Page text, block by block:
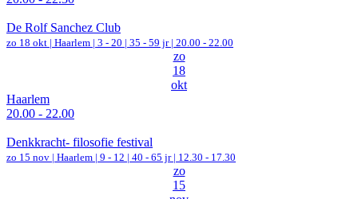
De Rolf Sanchez Club
zo 18 okt | Haarlem | 3 - 20 | 35 - 59 jr | 20.00 - 22.00
zo
18
okt
Haarlem
20.00 - 22.00
Denkkracht- filosofie festival
zo 15 nov | Haarlem | 9 - 12 | 40 - 65 jr | 12.30 - 17.30
zo
15